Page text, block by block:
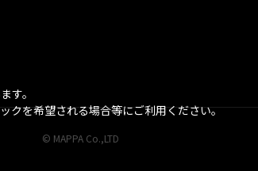
© MAPPA Co.,LTD
す。
クを希望される場合等にご利用ください。